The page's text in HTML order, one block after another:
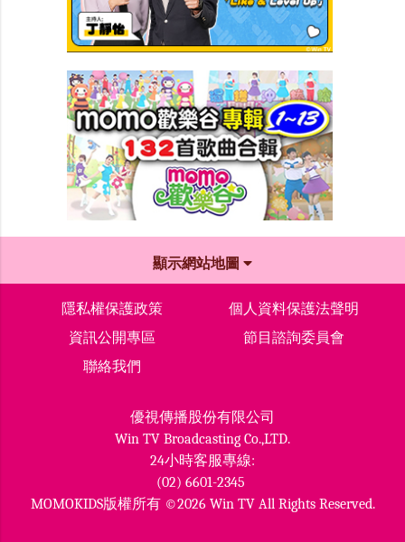
顯示網站地圖
隱私權保護政策
個人資料保護法聲明
資訊公開專區
節目諮詢委員會
聯絡我們
優視傳播股份有限公司
Win TV Broadcasting Co.,LTD.
24小時客服專線:
(02) 6601-2345
MOMOKIDS版權所有 ©2026 Win TV All Rights Reserved.